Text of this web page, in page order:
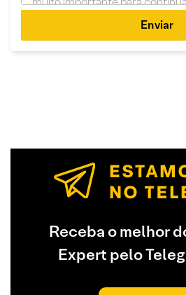
Enviar
Receba o melhor
Expert pelo